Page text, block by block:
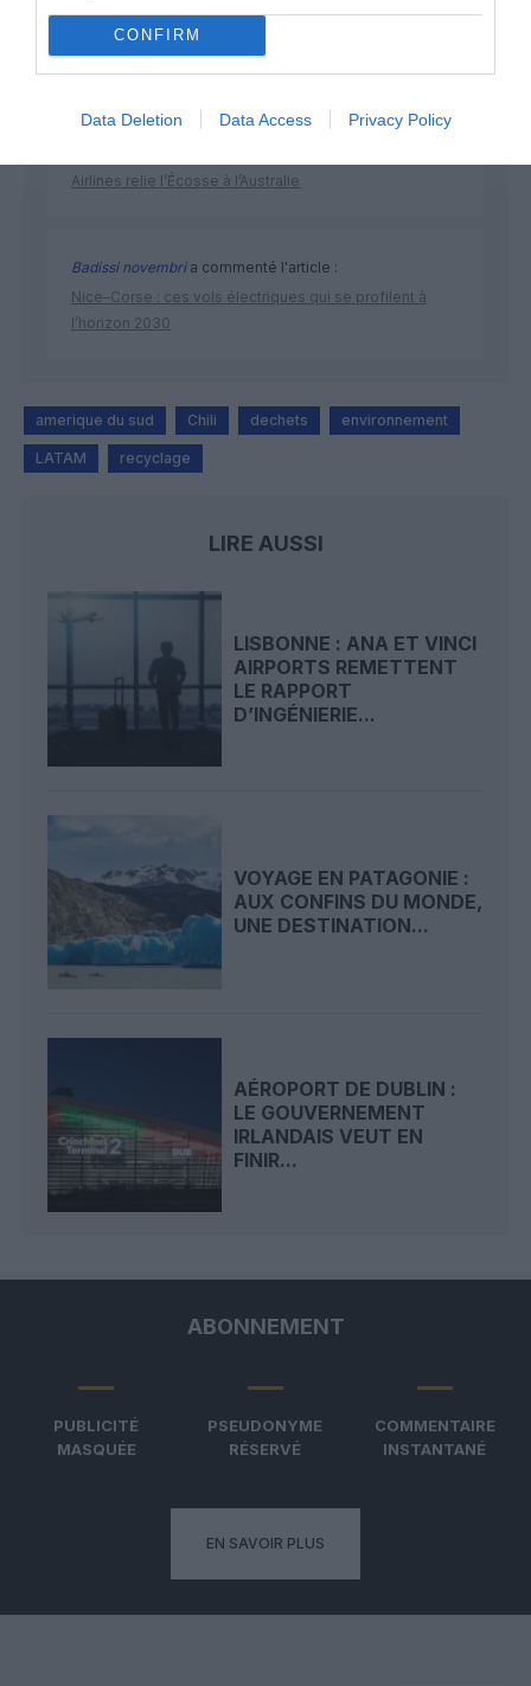
CONFIRM
Data Deletion Data Access Privacy Policy
DERNIERS COMMENTAIRES
Mathématiquesa commenté l'article :
Airlines relie l’Écosse à l’Australie
Badissi novembria commenté l'article :
Nice–Corse : ces vols électriques qui se profilent à
l’horizon 2030
amerique du sud Chili dechets environnement
LATAM recyclage
LIRE AUSSI
LISBONNE : ANA ET VINCI
AIRPORTS REMETTENT
LE RAPPORT
D’INGÉNIERIE...
VOYAGE EN PATAGONIE :
AUX CONFINS DU MONDE,
UNE DESTINATION...
AÉROPORT DE DUBLIN :
LE GOUVERNEMENT
IRLANDAIS VEUT EN
FINIR...
ABONNEMENT
PUBLICITÉ
MASQUÉE
PSEUDONYME
RÉSERVÉ
COMMENTAIRE
INSTANTANÉ
EN SAVOIR PLUS